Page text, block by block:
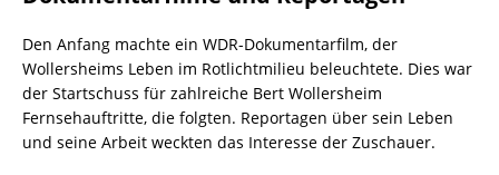
Den Anfang machte ein WDR-Dokumentarfilm, der
Wollersheims Leben im Rotlichtmilieu beleuchtete. Dies war
der Startschuss für zahlreiche Bert Wollersheim
Fernsehauftritte, die folgten. Reportagen über sein Leben
und seine Arbeit weckten das Interesse der Zuschauer.